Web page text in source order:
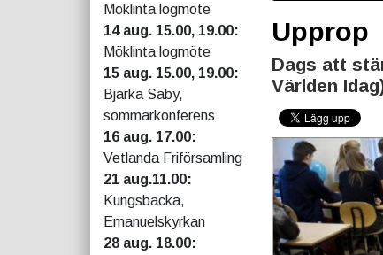
Möklinta logmöte
14 aug. 15.00, 19.00:
Möklinta logmöte
15 aug. 15.00, 19.00:
Bjärka Säby,
sommarkonferens
16 aug. 17.00:
Vetlanda Friförsamling
21 aug.11.00:
Kungsbacka,
Emanuelskyrkan
28 aug. 18.00:
Upprop
Dags att
Världen